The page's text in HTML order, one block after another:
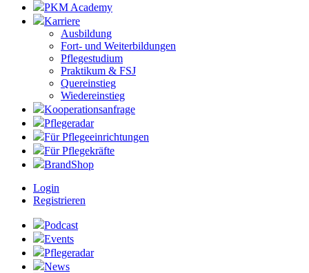
PKM Academy
Karriere
Ausbildung
Fort- und Weiterbildungen
Pflegestudium
Praktikum & FSJ
Quereinstieg
Wiedereinstieg
Kooperationsanfrage
Pflegeradar
Für Pflegeeinrichtungen
Für Pflegekräfte
BrandShop
Login
Registrieren
Podcast
Events
Pflegeradar
News